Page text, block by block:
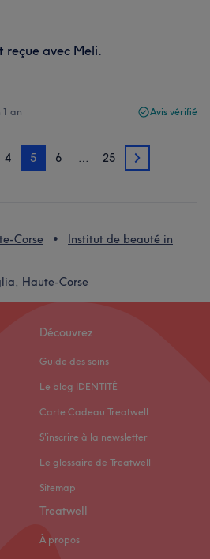
reçue avec Meli.
1 an Avis vérifié
4 5 6 … 25 6
Corse
Institut de beauté in
Haute-Corse
Découvrez
Guide des soins
Le blog IDENTITÉ
Carte Cadeau Treatwell
S'inscrire à la newsletter
Le glossaire de Treatwell
Sitemap
Treatwell
À propos